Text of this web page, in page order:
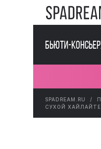
Бьюти-
SPADREAM.RU
СУХОЙ